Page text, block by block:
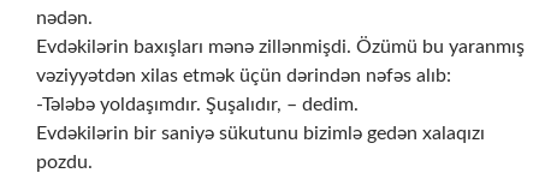
nədən.
Evdəkilərin baxışları mənə zillənmişdi. Özümü bu yaranmış
vəziyyətdən xilas etmək üçün dərindən nəfəs alıb:
-Tələbə yoldaşımdır. Şuşalıdır, – dedim.
Evdəkilərin bir saniyə sükutunu bizimlə gedən xalaqızı
pozdu.